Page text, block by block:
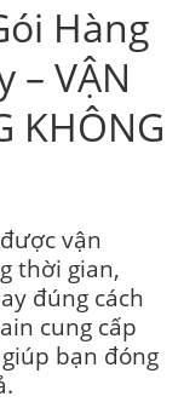
Hàng
– VẬN
KHÔNG
vận
thời gian,
đúng cách
cung cấp
bạn đóng